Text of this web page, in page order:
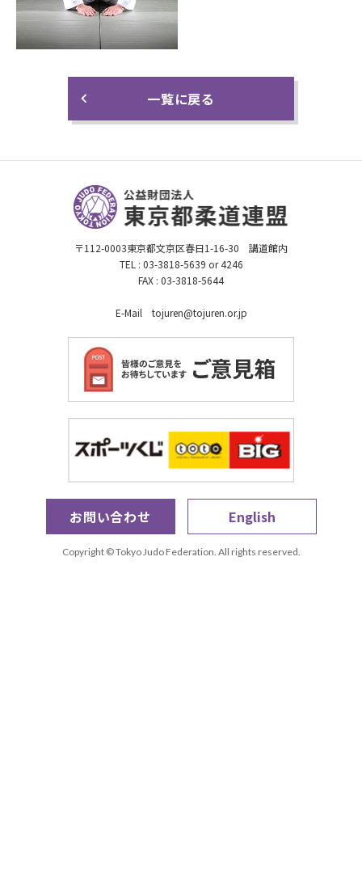
一覧に戻る
〒112-0003東京都文京区春日1-16-30 講道館内
TEL : 03-3818-5639 or 4246
FAX : 03-3818-5644
E-Mail tojuren@tojuren.or.jp
お問い合わせ English
Copyright © Tokyo Judo Federation. All rights reserved.